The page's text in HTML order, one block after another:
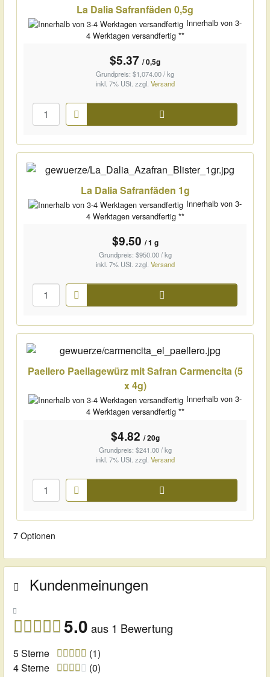
La Dalia Safranfäden 0,5g
Innerhalb von 3-
4 Werktagen versandfertig **
$5.37 / 0,5g
Grundpreis: $1,074.00 / kg
inkl. 7% USt. zzgl. Versand
La Dalia Safranfäden 1g
Innerhalb von 3-
4 Werktagen versandfertig **
$9.50 / 1 g
Grundpreis: $950.00 / kg
inkl. 7% USt. zzgl. Versand
Paellero Paellagewürz mit Safran Carmencita (5
x 4g)
Innerhalb von 3-
4 Werktagen versandfertig **
$4.82 / 20g
Grundpreis: $241.00 / kg
inkl. 7% USt. zzgl. Versand
7 Optionen
Kundenmeinungen
5.0 aus 1 Bewertung
5 Sterne
(1)
4 Sterne
(0)